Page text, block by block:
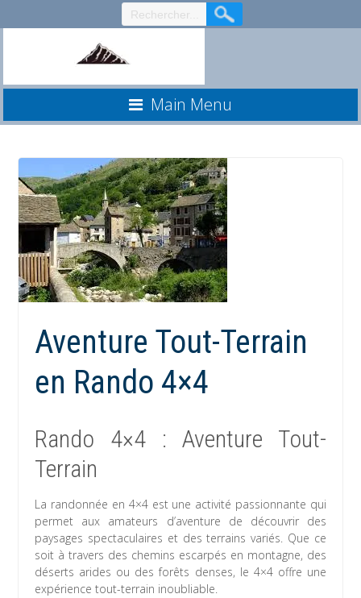
au
Main Menu
Aventure Tout-Terrain
en Rando 4×4
Rando 4×4 : Aventure Tout-
Terrain
La randonnée en 4×4 est une activité passionnante qui
permet aux amateurs d’aventure de découvrir des
paysages spectaculaires et des terrains variés. Que ce
soit à travers des chemins escarpés en montagne, des
déserts arides ou des forêts denses, le 4×4 offre une
expérience tout-terrain inoubliable.